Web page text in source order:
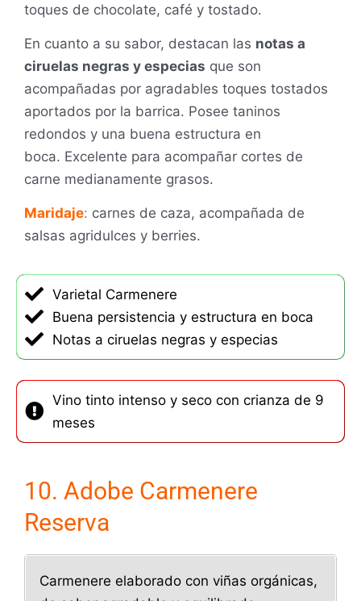
toques de chocolate, café y tostado.
En cuanto a su sabor, destacan las notas a
ciruelas negras y especias que son
acompañadas por agradables toques tostados
aportados por la barrica. Posee taninos
redondos y una buena estructura en
boca. Excelente para acompañar cortes de
carne medianamente grasos.
Maridaje: carnes de caza, acompañada de
salsas agridulces y berries.
Varietal Carmenere
Buena persistencia y estructura en boca
Notas a ciruelas negras y especias
Vino tinto intenso y seco con crianza de 9
meses
10. Adobe Carmenere
Reserva
Carmenere elaborado con viñas orgánicas,